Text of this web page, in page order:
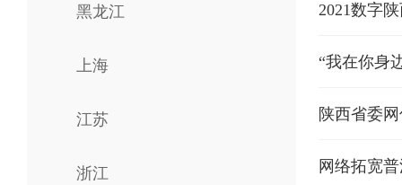
黑龙江
上海
江苏
浙江
2021数字
“我在你身
陕西省委
网络拓宽